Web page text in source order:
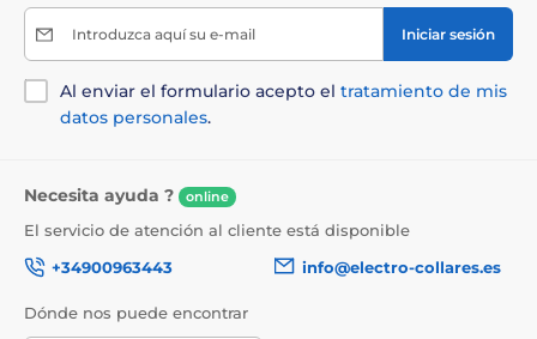
Introduzca aquí su e-mail Iniciar sesión
Al enviar el formulario acepto el tratamiento de mis
datos personales.
Necesita ayuda ? online
El servicio de atención al cliente está disponible
+34900963443
info@electro-collares.es
Dónde nos puede encontrar